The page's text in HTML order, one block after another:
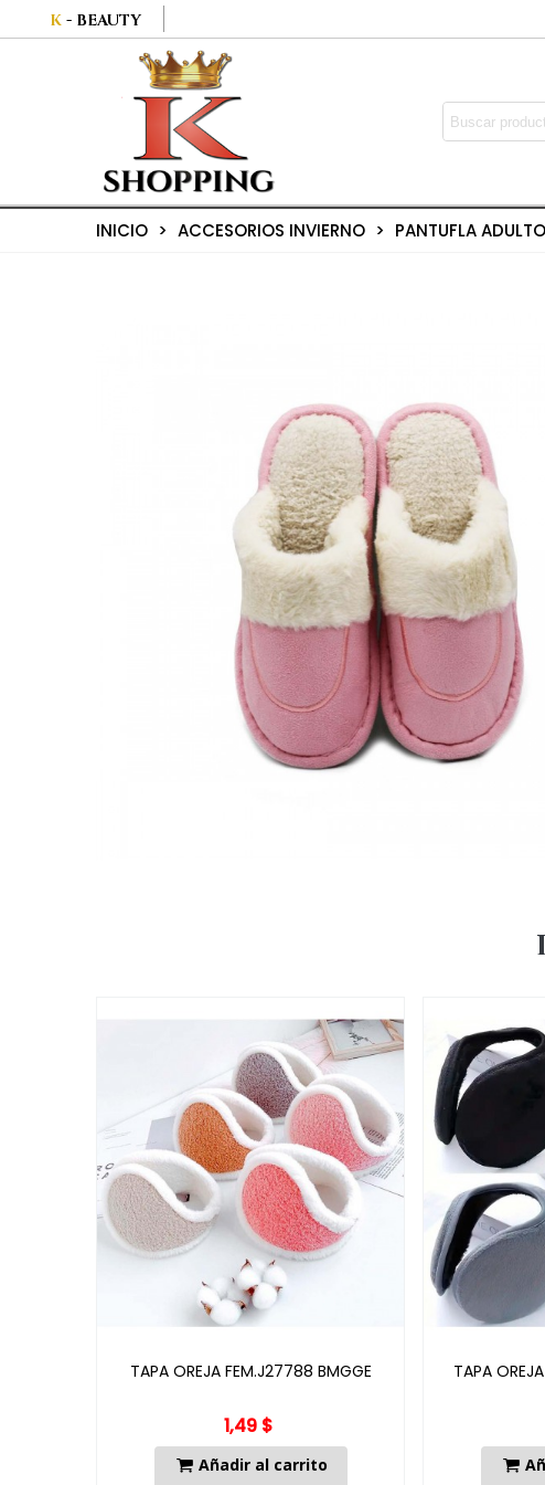
K - BEAUTY
INICIO > ACCESORIOS INVIERNO > PANTUFLA
TAPA OREJA FEM.J27788 BMGGE
1,49 $
Añadir al carrito
TAPA